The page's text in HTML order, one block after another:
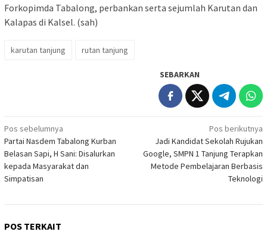
Forkopimda Tabalong, perbankan serta sejumlah Karutan dan
Kalapas di Kalsel. (sah)
karutan tanjung rutan tanjung
SEBARKAN
Navigasi
pos
Pos sebelumnya
Partai Nasdem Tabalong Kurban
Belasan Sapi, H Sani: Disalurkan
kepada Masyarakat dan
Simpatisan
Pos berikutnya
Jadi Kandidat Sekolah Rujukan
Google, SMPN 1 Tanjung Terapkan
Metode Pembelajaran Berbasis
Teknologi
POS TERKAIT